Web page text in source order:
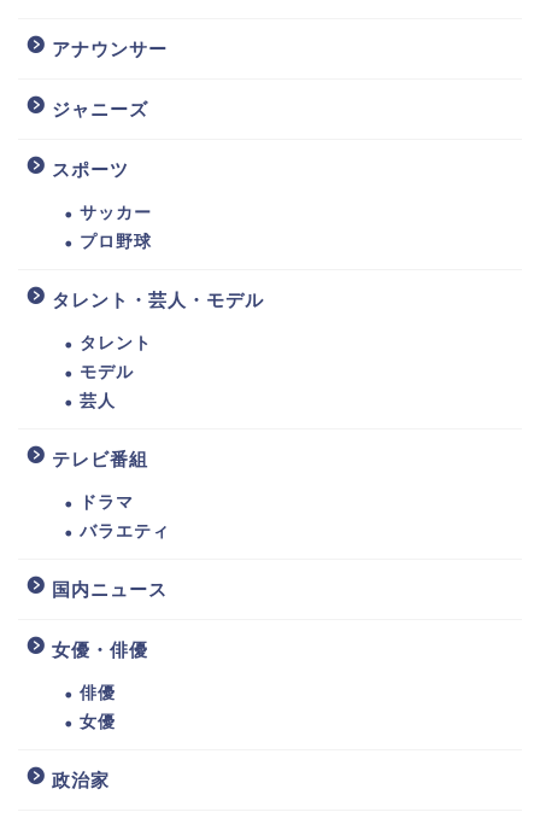
アナウンサー
ジャニーズ
スポーツ
サッカー
プロ野球
タレント・芸人・モデル
タレント
モデル
芸人
テレビ番組
ドラマ
バラエティ
国内ニュース
女優・俳優
俳優
女優
政治家